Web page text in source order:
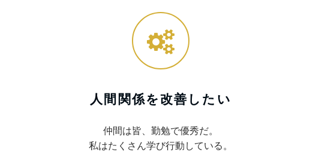
人間関係を改善したい
仲間は皆、勤勉で優秀だ。
私はたくさん学び行動している。